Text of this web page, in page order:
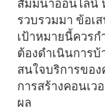
สัมมนาออนไลน์
รวบรวมมา ข้อเ
เป้าหมายนี้ควร
ต้องดำเนินการบ้
สนใจบริการขอ
การสร้างคอนเว
ผล